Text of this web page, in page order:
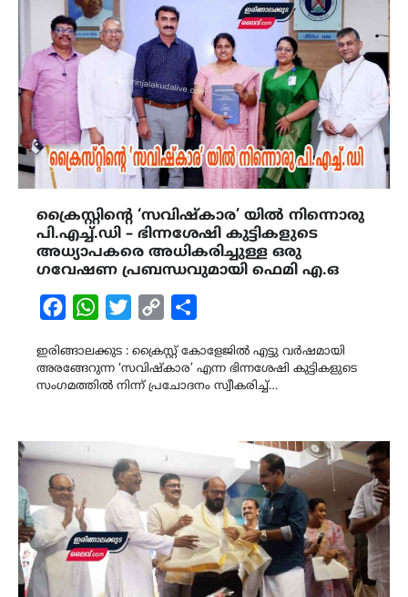
ക്രൈസ്റ്റിൻ്റെ ‘സവിഷ്കാര’ യിൽ നിന്നൊരു
പി.എച്ച്.ഡി – ഭിന്നശേഷി കുട്ടികളുടെ
അധ്യാപകരെ അധികരിച്ചുള്ള ഒരു
ഗവേഷണ പ്രബന്ധവുമായി ഫെമി എ.ഒ
FacebookWhatsAppTwitterCopy
ഇരിങ്ങാലക്കുട : ക്രൈസ്റ്റ് കോളേജിൽ എട്ടു വർഷമായി
അരങ്ങേറുന്ന ‘സവിഷ്കാര’ എന്ന ഭിന്നശേഷി കുട്ടികളുടെ
സംഗമത്തിൽ നിന്ന് പ്രചോദനം സ്വീകരിച്ച്…